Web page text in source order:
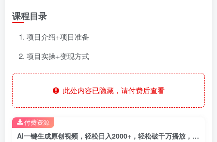
课程目录
项目介绍+项目准备
项目实操+变现方式
此处内容已隐藏，请付费后查看
AI一键生成原创视频，轻松日入2000+，轻松破千万播放，小白秒上手，看完就会
付费资源